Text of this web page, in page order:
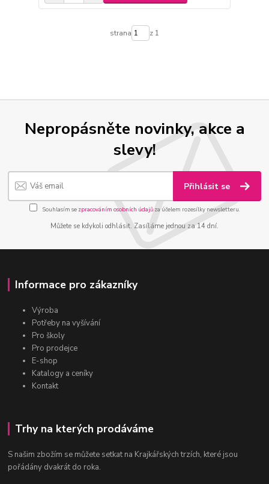
strana z 1
Nepropásněte novinky, akce a
slevy!
Přihlásit se
Souhlasím se zpracováním osobních údajůza účelem rozesílky newsletteru.
Můžete se kdykoli odhlásit. Zasíláme jednou za 14 dní.
Informace pro zákazníky
Výroba
Potřeby na vyšívání
Pro školy
Pro prodejce
E-shop
Katalogy a ceníky
Kontakt
Trhy na kterých prodáváme
S našim zbožím se můžete setkat na Krajkářských trzích, které jsou
pořádány dvakrát do roka.